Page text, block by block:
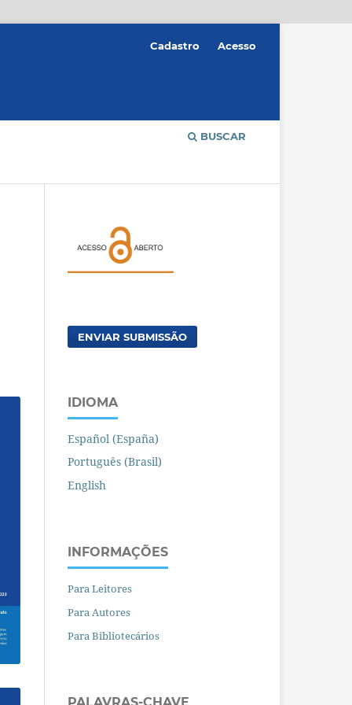
BUSCAR
Cadastro Acesso
ENVIAR SUBMISSÃO
IDIOMA
Español (España)
Português (Brasil)
English
INFORMAÇÕES
Para Leitores
Para Autores
Para Bibliotecários